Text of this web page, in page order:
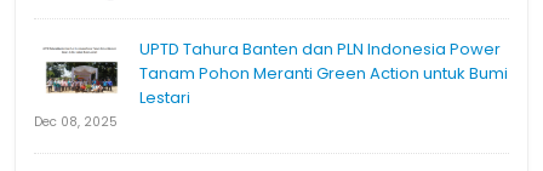
UPTD Tahura Banten dan PLN Indonesia Power
Tanam Pohon Meranti Green Action untuk Bumi
Lestari
Dec 08, 2025